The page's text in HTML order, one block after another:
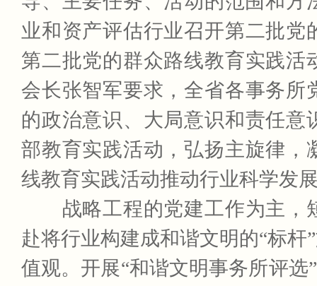
业和资产评估行业召开第二批
第二批党的群众路线教育实践
会长张智军要求，全省各事务
的政治意识、大局意识和责任
部教育实践活动，弘扬主旋律，
线教育实践活动推动行业科学发
战略工程的党建工作为主，
赴将行业构建成和谐文明的“标
值观。开展“和谐文明事务所评